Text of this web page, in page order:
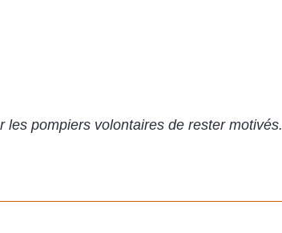
pompiers volontaires de rester motivés.